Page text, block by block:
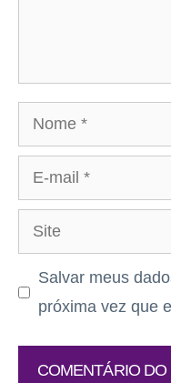
Nome
mail
Site
Salvar meus
próxima vez que